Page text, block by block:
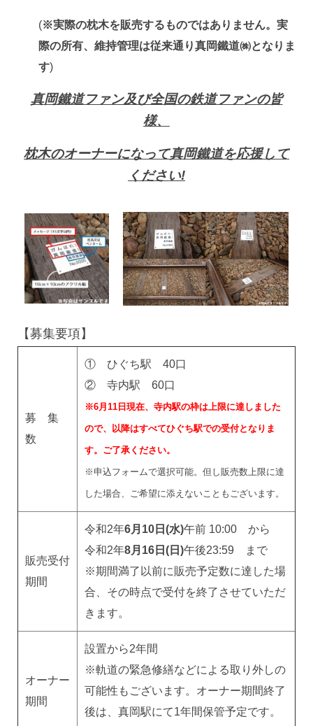
(※実際の枕木を販売するものではありません。実
際の所有、維持管理は従来通り真岡鐵道㈱となりま
す)
真岡鐵道ファン及び全国の鉄道ファンの皆
様、
枕木のオーナーになって真岡鐵道を応援して
ください!
【募集要項】
募 集
数
① ひぐち駅 40口
② 寺内駅 60口
※6月11日現在、寺内駅の枠は上限に達しました
ので、以降はすべてひぐち駅での受付となりま
す。ご了承ください。
※申込フォームで選択可能。但し販売数上限に達
した場合、ご希望に添えないこともございます。
販売受付
期間
令和2年6月10日(水)午前 10:00 から
令和2年8月16日(日)午後23:59 まで
※期間満了以前に販売予定数に達した場
合、その時点で受付を終了させていただ
きます。
オーナー
期間
設置から2年間
※軌道の緊急修繕などによる取り外しの
可能性もございます。オーナー期間終了
後は、真岡駅にて1年間保管予定です。